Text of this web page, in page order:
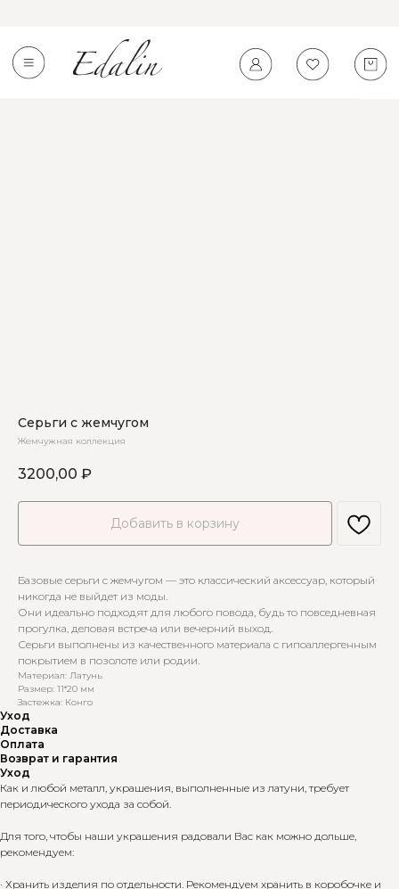
Вернуться
←
Серьги с жемчугом
Жемчужная коллекция
3200,00 ₽
Добавить в корзину
Базовые серьги с жемчугом — это классический аксессуар, который
никогда не выйдет из моды.
Они идеально подходят для любого повода, будь то повседневная
прогулка, деловая встреча или вечерний выход.
Серьги выполнены из качественного материала с гипоаллергенным
покрытием в позолоте или родии.
Материал: Латунь
Размер: 11*20 мм
Застежка: Конго
Уход
Доставка
Оплата
Возврат и гарантия
Уход
Как и любой металл, украшения, выполненные из латуни, требует
периодического ухода за собой.
Для того, чтобы наши украшения радовали Вас как можно дольше,
рекомендуем:
· Хранить изделия по отдельности. Рекомендуем хранить в коробочке и